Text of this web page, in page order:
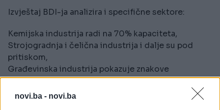
novi.ba - novi.ba
Izvještaj BDI-ja analizira i specifične sektore:
Kemijska industrija radi na 70% kapaciteta,
Strojogradnja i čelična industrija i dalje su pod
pritiskom,
Građevinska industrija pokazuje znakove
stabilizacije,
Automobilska industrija bilježi rast proizvodnje, ali